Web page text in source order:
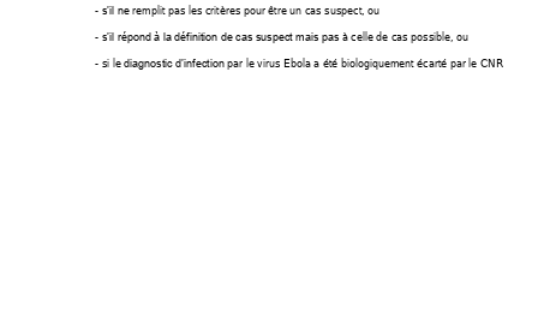
- s’il ne remplit pas les critères pour être un cas suspect, ou
- s’il répond à la définition de cas suspect mais pas à celle de cas possible, ou
- si le diagnostic d’infection par le virus Ebola a été biologiquement écarté par le CNR